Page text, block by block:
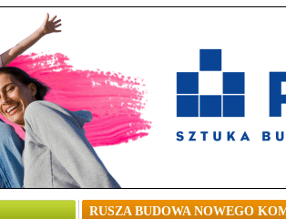
RUSZA BUDOWA NOWEGO